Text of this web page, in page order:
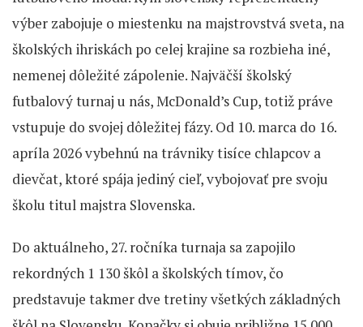
výber zabojuje o miestenku na majstrovstvá sveta, na
školských ihriskách po celej krajine sa rozbieha iné,
nemenej dôležité zápolenie. Najväčší školský
futbalový turnaj u nás, McDonald’s Cup, totiž práve
vstupuje do svojej dôležitej fázy. Od 10. marca do 16.
apríla 2026 vybehnú na trávniky tisíce chlapcov a
dievčat, ktoré spája jediný cieľ, vybojovať pre svoju
školu titul majstra Slovenska.
Do aktuálneho, 27. ročníka turnaja sa zapojilo
rekordných 1 130 škôl a školských tímov, čo
predstavuje takmer dve tretiny všetkých základných